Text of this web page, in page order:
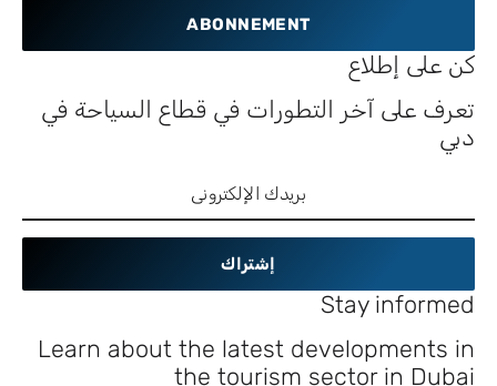
ABONNEMENT
كن على إطلاع
تعرف على آخر التطورات في قطاع السياحة في
دبي
إشتراك
Stay informed
Learn about the latest developments in
the tourism sector in Dubai